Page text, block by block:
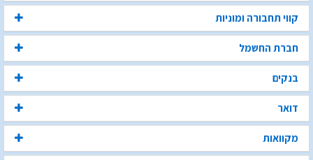
קווי תחבורה ומוניות
חברת החשמל
בנקים
דואר
מקוואות